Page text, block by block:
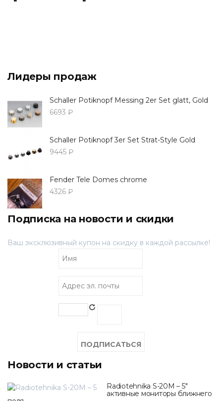
Лидеры продаж
Schaller Potiknopf Messing 2er Set glatt, Gold
6693 ₽
Schaller Potiknopf 3er Set Strat-Style Gold
9445 ₽
Fender Tele Domes chrome
4326 ₽
Подписка на новости и скидки
Ваш эксклюзивный купон на скидку в каждой рассылке!
Новости и статьи
Radiotehnika S-20M – 5"
активные мониторы ближнего